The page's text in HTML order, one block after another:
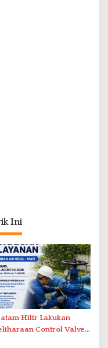
Ini
Hilir Lakukan
Control Valve,